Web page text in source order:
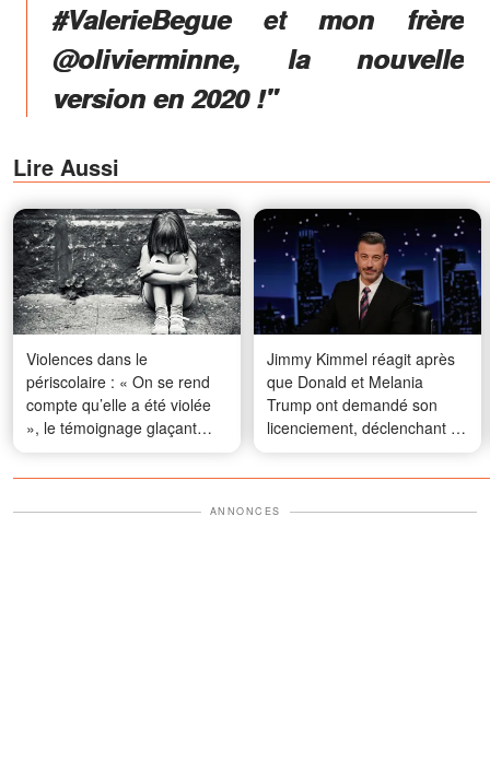
#ValerieBegue et mon frère
@olivierminne, la nouvelle
version en 2020 !"
Lire Aussi
Violences dans le
périscolaire : « On se rend
compte qu’elle a été violée
», le témoignage glaçant
d'une maman
Jimmy Kimmel réagit après
que Donald et Melania
Trump ont demandé son
licenciement, déclenchant un
débat en ligne
ANNONCES